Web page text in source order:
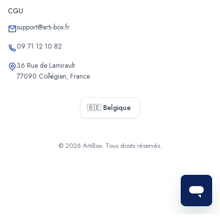
Chantiers de pose de dressing de Puurs-Sint-Amands
Chantiers de pose de dressing de Sint-Katelijne-Waver
Chantiers de pose de dressing de Bonheiden
Chantiers de pose de dressing de Willebroek
Chantiers de pose de dressing de Bornem
Chantiers de pose de dressing de Poppel
Chantiers de pose de dressing de Sint-Job-in-'t-Goor
CGU
support@arti-box.fr
09 71 12 10 82
36 Rue de Lamirault
77090 Collégien, France
🇧🇪 Belgique
© 2026 ArtiBox. Tous droits réservés.